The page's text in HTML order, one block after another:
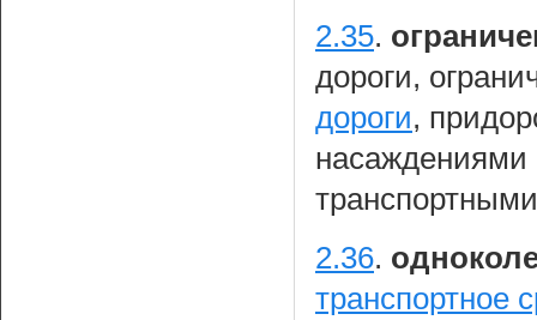
2.35.
дороги,
дороги,
насаждениями
2.36.
транспортное